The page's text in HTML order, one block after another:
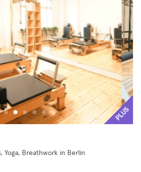
PLUS
Yoga, Breathwork in Berlin